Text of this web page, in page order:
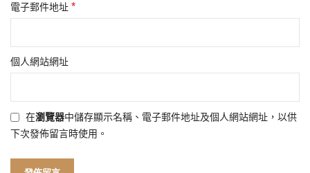
電子郵件地址 *
個人網站網址
在瀏覽器中儲存顯示名稱、電子郵件地址及個人網站網址，以供
下次發佈留言時使用。